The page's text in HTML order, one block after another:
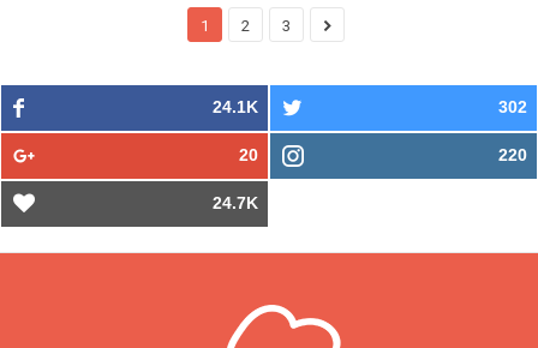
1 2 3
24.1K 302
20 220
24.7K